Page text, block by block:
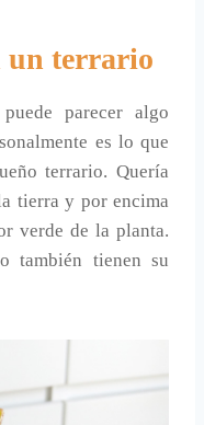
un terrario
parecer algo
es lo que
terrario. Quería
tierra y por encima
verde de la planta.
también tienen su